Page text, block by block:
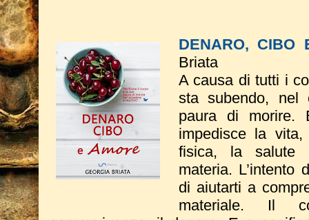
DENARO, CIBO
Briata
A causa di tutti i
sta subendo,
paura di morire.
impedisce la
fisica, la
materia. L’intento
di aiutarti a
materiale. Il